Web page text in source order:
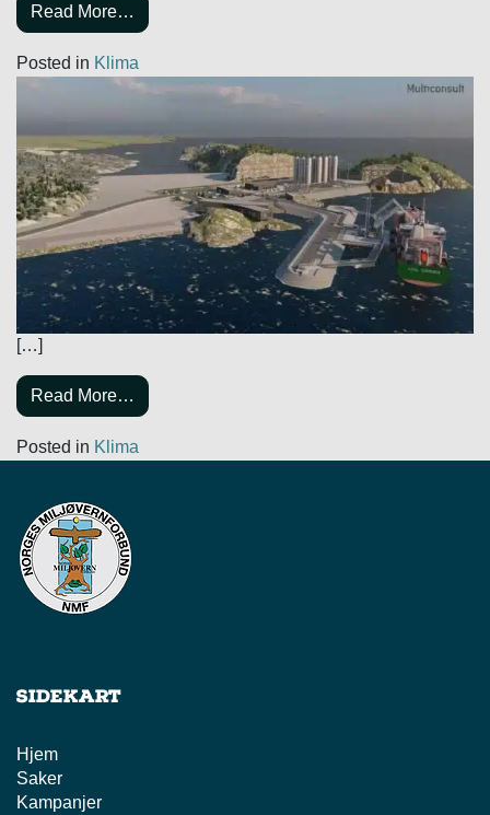
Read More…
Posted in Klima
[…]
Read More…
Posted in Klima
Sidekart
Hjem
Saker
Kampanjer